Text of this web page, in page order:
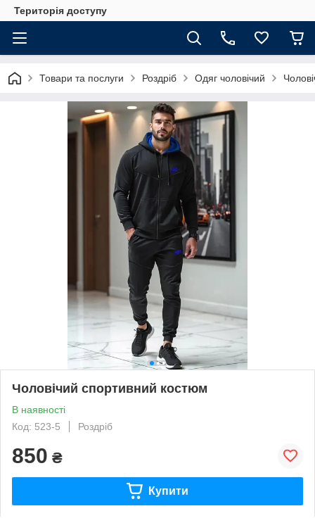
Територія доступу
Товари та послуги Роздріб Одяг чоловічий
Чоловічий спортивний костюм
В наявності
Код: 523-5
Роздріб
850 ₴
Купити